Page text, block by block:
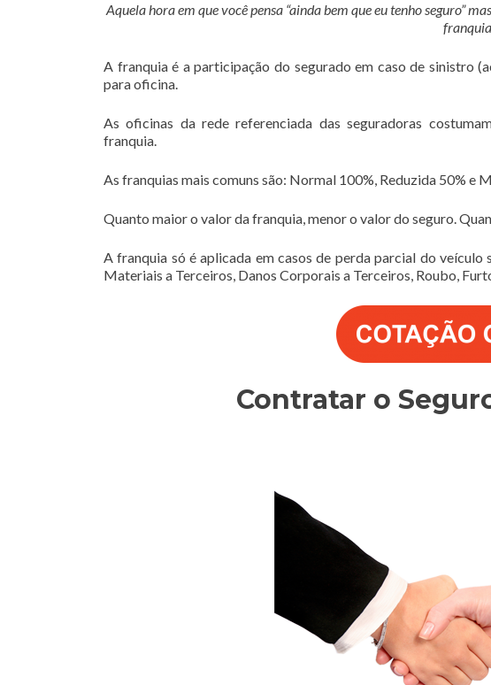
Aquela hora em que você pensa “ainda bem que eu tenho seguro”
A franquia é a participação do segurado em caso de sinistro
para oficina.
As oficinas da rede referenciada das seguradoras
franquia.
As franquias mais comuns são: Normal 100%, Reduzida 50% e
Quanto maior o valor da franquia, menor o valor do seguro.
A franquia só é aplicada em casos de perda parcial do veículo
Materiais a Terceiros, Danos Corporais a Terceiros, Roubo,
Contratar o